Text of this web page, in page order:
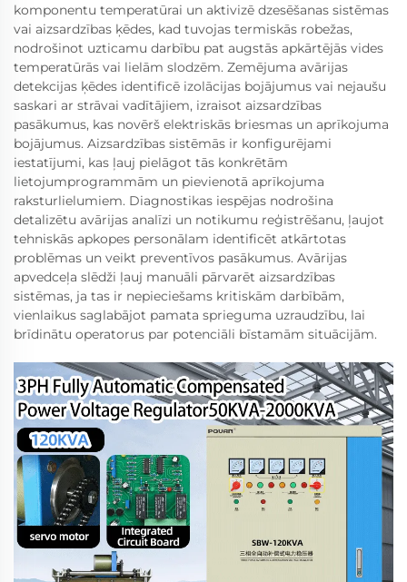
komponentu temperatūrai un aktivizē dzesēšanas sistēmas
vai aizsardzības ķēdes, kad tuvojas termiskās robežas,
nodrošinot uzticamu darbību pat augstās apkārtējās vides
temperatūrās vai lielām slodzēm. Zemējuma avārijas
detekcijas ķēdes identificē izolācijas bojājumus vai nejaušu
saskari ar strāvai vadītājiem, izraisot aizsardzības
pasākumus, kas novērš elektriskās briesmas un aprīkojuma
bojājumus. Aizsardzības sistēmās ir konfigurējami
iestatījumi, kas ļauj pielāgot tās konkrētām
lietojumprogrammām un pievienotā aprīkojuma
raksturlielumiem. Diagnostikas iespējas nodrošina
detalizētu avārijas analīzi un notikumu reģistrēšanu, ļaujot
tehniskās apkopes personālam identificēt atkārtotas
problēmas un veikt preventīvos pasākumus. Avārijas
apvedceļa slēdži ļauj manuāli pārvarēt aizsardzības
sistēmas, ja tas ir nepieciešams kritiskām darbībām,
vienlaikus saglabājot pamata sprieguma uzraudzību, lai
brīdinātu operatorus par potenciāli bīstamām situācijām.